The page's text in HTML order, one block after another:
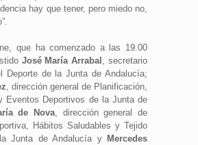
hay que tener, pero miedo no,
que ha comenzado a las 19.00
José María Arrabal , secretario
Deporte de la Junta de Andalucía;
, dirección general de Planificación,
Eventos Deportivos de la Junta de
de Nova , dirección general de
Hábitos Saludables y Tejido
Junta de Andalucía y Mercedes